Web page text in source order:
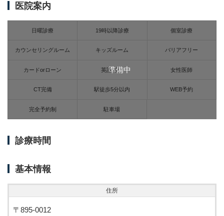
医院案内
準備中
日曜診療 19時以降診療 個室診療
カウンセリングルーム キッズルーム バリアフリー
カードorローン 英語対応 女性医師
CT完備 駅徒歩5分以内 WEB予約
完全予約制 駐車場
診療時間
基本情報
住所
〒895-0012